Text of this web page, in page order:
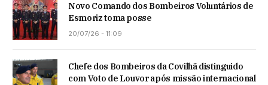
Novo Comando dos Bombeiros Voluntários de
Esmoriz toma posse
20/07/26 - 11:09
Chefe dos Bombeiros da Covilhã distinguido
com Voto de Louvor após missão internacional